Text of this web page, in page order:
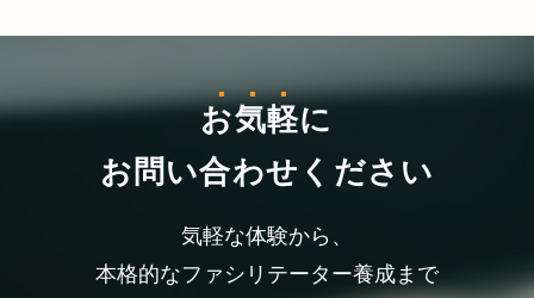
お気軽に
お問い合わせください
気軽な体験から、
本格的なファシリテーター養成まで